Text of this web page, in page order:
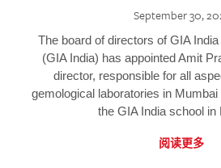
September 30,
The board of directors of GIA
(GIA India) has appointed Amit
director, responsible for all
gemological laboratories in
the GIA India school in
阅读更多